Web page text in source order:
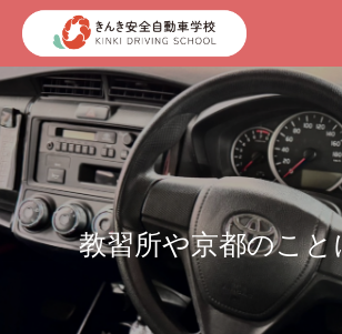
教習所や京都のこと